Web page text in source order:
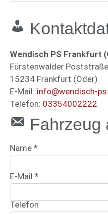
Wendisch PS Frankfurt
Fürstenwalder
15234 Frankfurt (Oder)
E-Mail: info@wendisch-
Telefon: 03354002222
Fahrzeug
Name *
E-Mail *
Telefon